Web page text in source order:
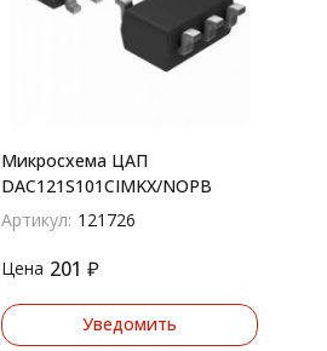
Микросхема ЦАП
DAC121S101CIMKX/NOPB
Артикул: 121726
Цена 201 ₽
Уведомить